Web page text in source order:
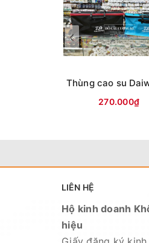
+ 9 Tầng (D2m5-
+ 11 Tầng (D3m-
270.000₫
LIÊN HỆ
Hộ kinh doanh
hiệu